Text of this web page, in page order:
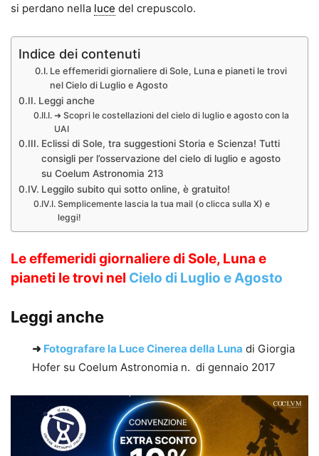
si perdano nella luce del crepuscolo.
Indice dei contenuti
Le effemeridi giornaliere di Sole, Luna e pianeti le trovi
nel Cielo di Luglio e Agosto
Leggi anche
➜ Scopri le costellazioni del cielo di luglio e agosto con la
UAI
Eclissi di Sole, tra suggestioni Storia e Scienza! Tutti
consigli per l’osservazione del cielo di luglio e agosto
su Coelum Astronomia 213
Leggilo subito qui sotto online, è gratuito!
Semplicemente lascia la tua mail (o clicca sulla X) e
leggi!
Le effemeridi giornaliere di Sole, Luna e
pianeti le trovi nel Cielo di Luglio e Agosto
Leggi anche
➜ Fotografare la Luce Cinerea della Luna di Giorgia
Hofer su Coelum Astronomia n. di gennaio 2017